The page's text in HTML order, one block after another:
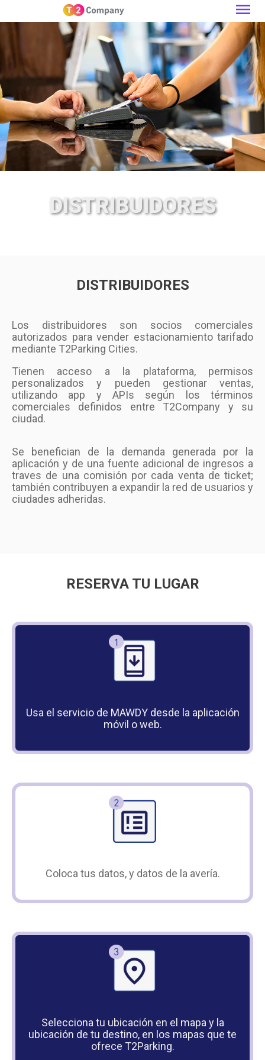
DISTRIBUIDORES
DISTRIBUIDORES
Los distribuidores son socios comerciales
autorizados para vender estacionamiento tarifado
mediante T2Parking Cities.
Tienen acceso a la plataforma, permisos
personalizados y pueden gestionar ventas,
utilizando app y APIs según los términos
comerciales definidos entre T2Company y su
ciudad.
Se benefician de la demanda generada por la
aplicación y de una fuente adicional de ingresos a
traves de una comisión por cada venta de ticket;
también contribuyen a expandir la red de usuarios y
ciudades adheridas.
RESERVA TU LUGAR
Usa el servicio de MAWDY desde la aplicación
móvil o web.
Coloca tus datos, y datos de la avería.
Selecciona tu ubicación en el mapa y la
ubicación de tu destino, en los mapas que te
ofrece T2Parking.